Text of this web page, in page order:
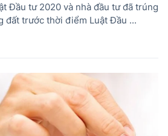
Đầu tư 2020 và nhà đầu tư đã trúng
đất trước thời điểm Luật Đầu ...